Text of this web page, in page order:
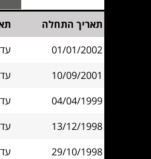
תאריך התחלה
01/01/2002
עדכון
10/09/2001
עדכון
04/04/1999
עדכון
13/12/1998
עדכון
29/10/1998
עדכון